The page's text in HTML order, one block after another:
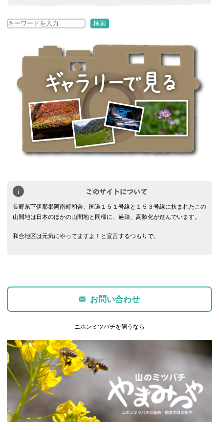
検
検索
このサイトについて
長野県下伊那郡阿南町和合。国道１５１号線と１５３号線に挟まれたこの
山間地は日本のほかの山間地と同様に、過疎、高齢化が進んでいます。
和合地区は元気にやってますよ！と宣言するつもりで。
お問い合わせ
ニホンミツバチを飼うなら